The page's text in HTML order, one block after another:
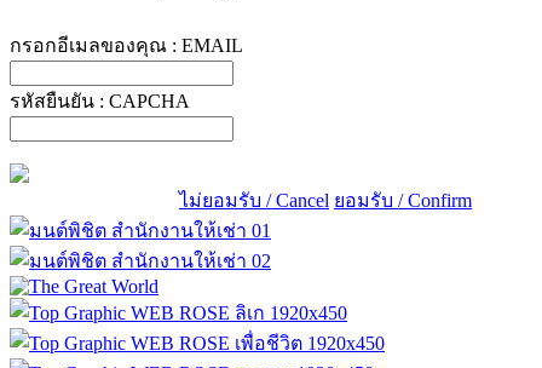
กรอกอีเมลของคุณ : EMAIL
รหัสยืนยัน : CAPCHA
ไม่ยอมรับ / Cancel ยอมรับ / Confirm